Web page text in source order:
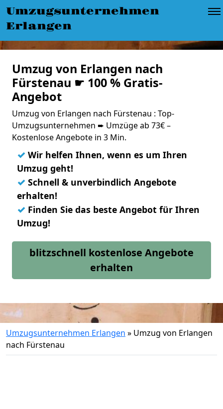
Umzugsunternehmen
Erlangen
Umzug von Erlangen nach
Fürstenau ☛ 100 % Gratis-
Angebot
Umzug von Erlangen nach Fürstenau : Top-
Umzugsunternehmen ➨ Umzüge ab 73€ –
Kostenlose Angebote in 3 Min.
✓ Wir helfen Ihnen, wenn es um Ihren
Umzug geht!
✓ Schnell & unverbindlich Angebote
erhalten!
✓ Finden Sie das beste Angebot für Ihren
Umzug!
blitzschnell kostenlose Angebote
erhalten
Umzugsunternehmen Erlangen » Umzug von Erlangen
nach Fürstenau